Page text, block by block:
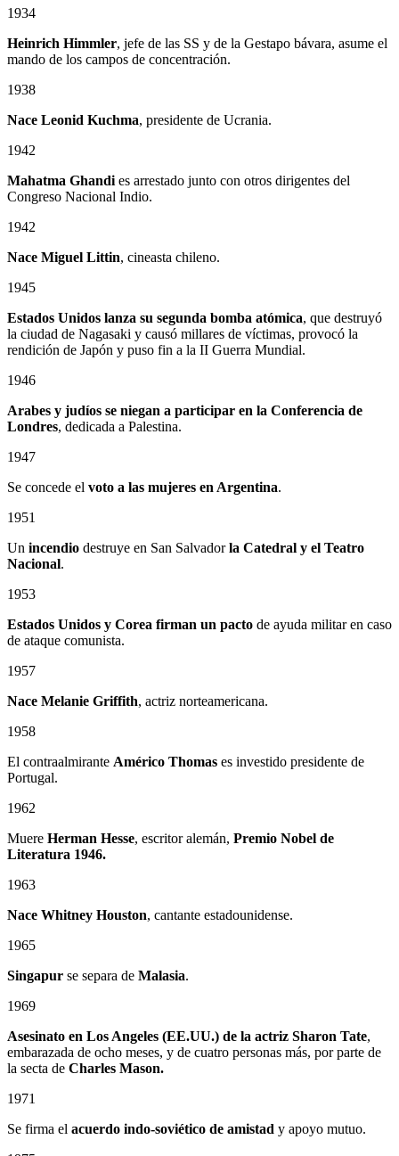
1934
Heinrich Himmler, jefe de las SS y de la Gestapo bávara, asume el
mando de los campos de concentración.
1938
Nace Leonid Kuchma, presidente de Ucrania.
1942
Mahatma Ghandi es arrestado junto con otros dirigentes del
Congreso Nacional Indio.
1942
Nace Miguel Littin, cineasta chileno.
1945
Estados Unidos lanza su segunda bomba atómica, que destruyó
la ciudad de Nagasaki y causó millares de víctimas, provocó la
rendición de Japón y puso fin a la II Guerra Mundial.
1946
Arabes y judíos se niegan a participar en la Conferencia de
Londres, dedicada a Palestina.
1947
Se concede el voto a las mujeres en Argentina.
1951
Un incendio destruye en San Salvadorla Catedral y el Teatro
Nacional.
1953
Estados Unidos y Corea firman un pacto de ayuda militar en caso
de ataque comunista.
1957
Nace Melanie Griffith, actriz norteamericana.
1958
El contraalmirante Américo Thomas es investido presidente de
Portugal.
1962
Muere Herman Hesse, escritor alemán, Premio Nobel de
Literatura 1946.
1963
Nace Whitney Houston, cantante estadounidense.
1965
Singapur se separa de Malasia.
1969
Asesinato en Los Angeles (EE.UU.) de la actriz Sharon Tate,
embarazada de ocho meses, y de cuatro personas más, por parte de
la secta de Charles Mason.
1971
Se firma el acuerdo indo-soviético de amistad y apoyo mutuo.